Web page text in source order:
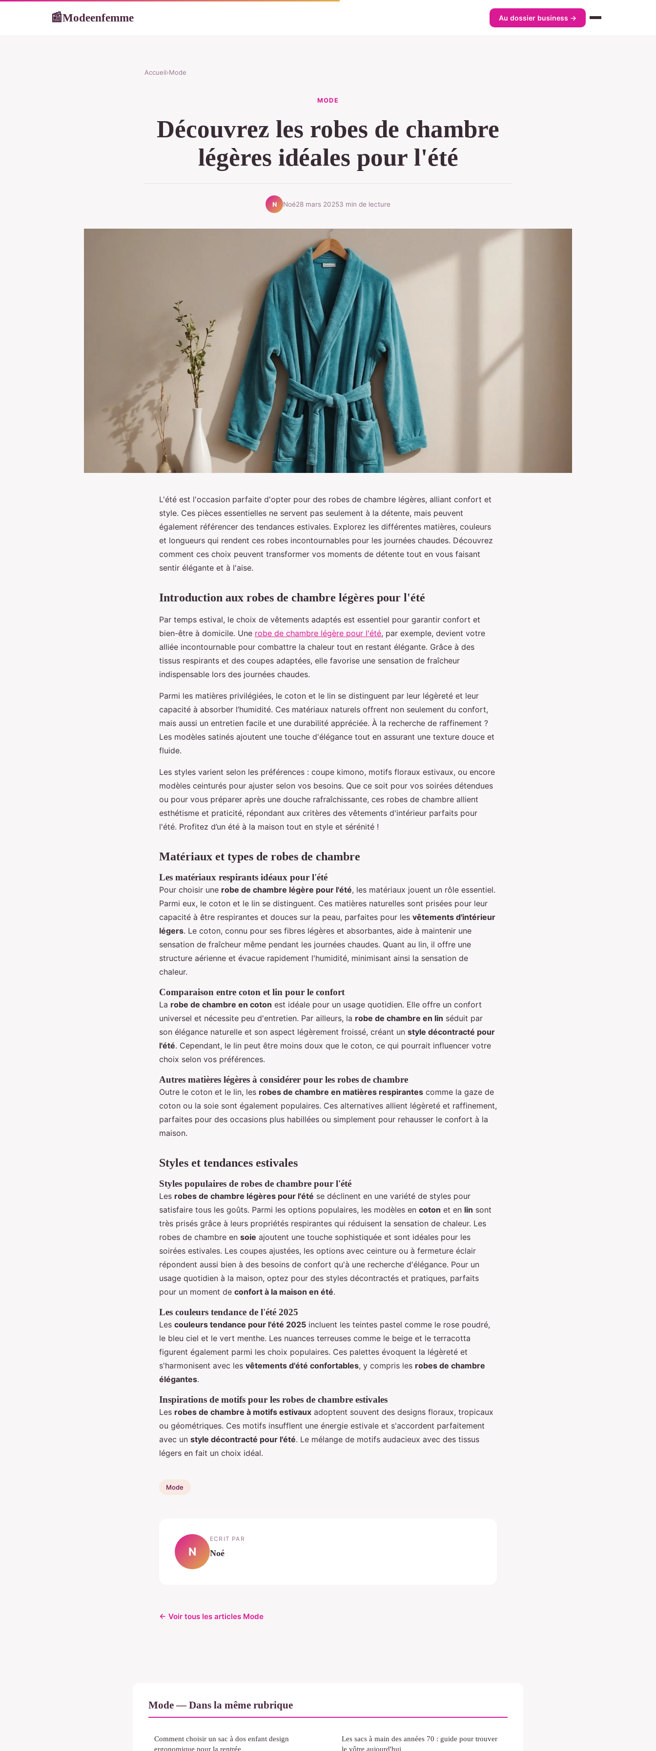
📰Modeenfemme Au dossier business →
Accueil›Mode
MODE
Découvrez les robes de chambre
légères idéales pour l'été
N Noé28 mars 20253 min de lecture
L'été est l'occasion parfaite d'opter pour des robes de chambre légères, alliant confort et
style. Ces pièces essentielles ne servent pas seulement à la détente, mais peuvent
également référencer des tendances estivales. Explorez les différentes matières, couleurs
et longueurs qui rendent ces robes incontournables pour les journées chaudes. Découvrez
comment ces choix peuvent transformer vos moments de détente tout en vous faisant
sentir élégante et à l'aise.
Introduction aux robes de chambre légères pour l'été
Par temps estival, le choix de vêtements adaptés est essentiel pour garantir confort et
bien-être à domicile. Une robe de chambre légère pour l'été, par exemple, devient votre
alliée incontournable pour combattre la chaleur tout en restant élégante. Grâce à des
tissus respirants et des coupes adaptées, elle favorise une sensation de fraîcheur
indispensable lors des journées chaudes.
Parmi les matières privilégiées, le coton et le lin se distinguent par leur légèreté et leur
capacité à absorber l’humidité. Ces matériaux naturels offrent non seulement du confort,
mais aussi un entretien facile et une durabilité appréciée. À la recherche de raffinement ?
Les modèles satinés ajoutent une touche d'élégance tout en assurant une texture douce et
fluide.
Les styles varient selon les préférences : coupe kimono, motifs floraux estivaux, ou encore
modèles ceinturés pour ajuster selon vos besoins. Que ce soit pour vos soirées détendues
ou pour vous préparer après une douche rafraîchissante, ces robes de chambre allient
esthétisme et praticité, répondant aux critères des vêtements d'intérieur parfaits pour
l'été. Profitez d’un été à la maison tout en style et sérénité !
Matériaux et types de robes de chambre
Les matériaux respirants idéaux pour l'été
Pour choisir une robe de chambre légère pour l'été, les matériaux jouent un rôle essentiel.
Parmi eux, le coton et le lin se distinguent. Ces matières naturelles sont prisées pour leur
capacité à être respirantes et douces sur la peau, parfaites pour les vêtements d'intérieur
légers. Le coton, connu pour ses fibres légères et absorbantes, aide à maintenir une
sensation de fraîcheur même pendant les journées chaudes. Quant au lin, il offre une
structure aérienne et évacue rapidement l'humidité, minimisant ainsi la sensation de
chaleur.
Comparaison entre coton et lin pour le confort
La robe de chambre en coton est idéale pour un usage quotidien. Elle offre un confort
universel et nécessite peu d'entretien. Par ailleurs, la robe de chambre en lin séduit par
son élégance naturelle et son aspect légèrement froissé, créant un style décontracté pour
l'été. Cependant, le lin peut être moins doux que le coton, ce qui pourrait influencer votre
choix selon vos préférences.
Autres matières légères à considérer pour les robes de chambre
Outre le coton et le lin, les robes de chambre en matières respirantes comme la gaze de
coton ou la soie sont également populaires. Ces alternatives allient légèreté et raffinement,
parfaites pour des occasions plus habillées ou simplement pour rehausser le confort à la
maison.
Styles et tendances estivales
Styles populaires de robes de chambre pour l'été
Les robes de chambre légères pour l'été se déclinent en une variété de styles pour
satisfaire tous les goûts. Parmi les options populaires, les modèles en coton et en lin sont
très prisés grâce à leurs propriétés respirantes qui réduisent la sensation de chaleur. Les
robes de chambre en soie ajoutent une touche sophistiquée et sont idéales pour les
soirées estivales. Les coupes ajustées, les options avec ceinture ou à fermeture éclair
répondent aussi bien à des besoins de confort qu'à une recherche d'élégance. Pour un
usage quotidien à la maison, optez pour des styles décontractés et pratiques, parfaits
pour un moment de confort à la maison en été.
Les couleurs tendance de l'été 2025
Les couleurs tendance pour l'été 2025 incluent les teintes pastel comme le rose poudré,
le bleu ciel et le vert menthe. Les nuances terreuses comme le beige et le terracotta
figurent également parmi les choix populaires. Ces palettes évoquent la légèreté et
s'harmonisent avec les vêtements d'été confortables, y compris les robes de chambre
élégantes.
Inspirations de motifs pour les robes de chambre estivales
Les robes de chambre à motifs estivaux adoptent souvent des designs floraux, tropicaux
ou géométriques. Ces motifs insufflent une énergie estivale et s'accordent parfaitement
avec un style décontracté pour l'été. Le mélange de motifs audacieux avec des tissus
légers en fait un choix idéal.
Mode
N
ECRIT PAR
Noé
← Voir tous les articles Mode
Mode — Dans la même rubrique
Comment choisir un sac à dos enfant design
ergonomique pour la rentrée
Les sacs à main des années 70 : guide pour trouver
le vôtre aujourd'hui